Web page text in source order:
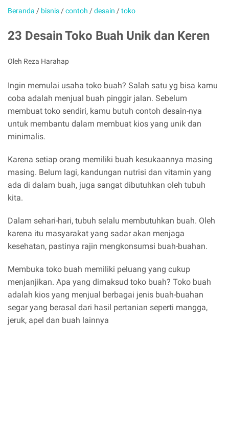
Beranda / bisnis /contoh /desain /toko
23 Desain Toko Buah Unik dan Keren
Oleh Reza Harahap
Ingin memulai usaha toko buah? Salah satu yg bisa kamu
coba adalah menjual buah pinggir jalan. Sebelum
membuat toko sendiri, kamu butuh contoh desain-nya
untuk membantu dalam membuat kios yang unik dan
minimalis.
Karena setiap orang memiliki buah kesukaannya masing
masing. Belum lagi, kandungan nutrisi dan vitamin yang
ada di dalam buah, juga sangat dibutuhkan oleh tubuh
kita.
Dalam sehari-hari, tubuh selalu membutuhkan buah. Oleh
karena itu masyarakat yang sadar akan menjaga
kesehatan, pastinya rajin mengkonsumsi buah-buahan.
Membuka toko buah memiliki peluang yang cukup
menjanjikan. Apa yang dimaksud toko buah? Toko buah
adalah kios yang menjual berbagai jenis buah-buahan
segar yang berasal dari hasil pertanian seperti mangga,
jeruk, apel dan buah lainnya